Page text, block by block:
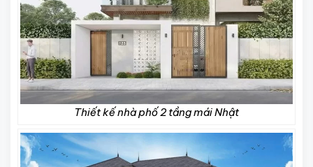
Thiết kế nhà phố 2 tầng mái Nhật